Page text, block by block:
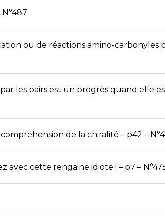
ou de réactions amino-carbonyles
les pairs est un progrès quand elle
de la chiralité – p42 –
avec cette rengaine idiote ! – p7 –